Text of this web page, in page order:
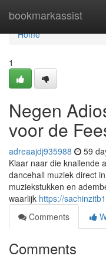
bookmarkassist
Home
Home
1
Negen
voor de
adreaajdj935988 59
Klaar naar die knallende
dancehall muziek direct
muziekstukken en
waarlijk https://
Comments
Comments